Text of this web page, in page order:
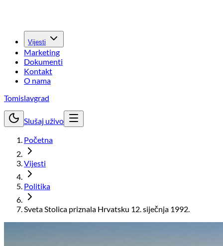
Vijesti
Marketing
Dokumenti
Kontakt
O nama
Tomislavgrad
Slušaj uživo
Početna
Vijesti
Politika
Sveta Stolica priznala Hrvatsku 12. siječnja 1992.